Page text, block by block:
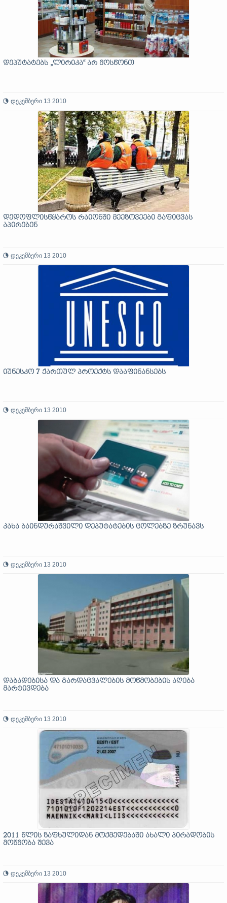
დეპუტატებს „ლირიკა“ არ მოსწონთ
დეკემბერი 13 2010
დედოფლისწყაროს რაიონში მეეზოვეები გაფიცვას
აპირებენ
დეკემბერი 13 2010
იუნესკო 7 ქართულ პროექტს დააფინანსებს
დეკემბერი 13 2010
კახა ბაინდურაშვილი დეპუტატების ცოლებზე ზრუნავს
დეკემბერი 13 2010
დაბადებისა და გარდაცვალების მოწმობების აღება
მარტივდება
დეკემბერი 13 2010
2011 წლის ზაფხულიდან მოქმედებაში ახალი პირადობის
მოწმობა შევა
დეკემბერი 13 2010